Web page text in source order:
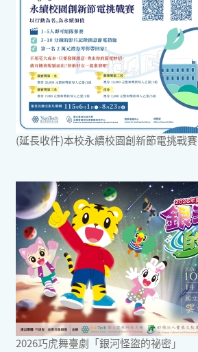
(延長收件)本校永續校園創新節電挑戰賽
2026巧虎舞臺劇「銀河怪盜的祕密」